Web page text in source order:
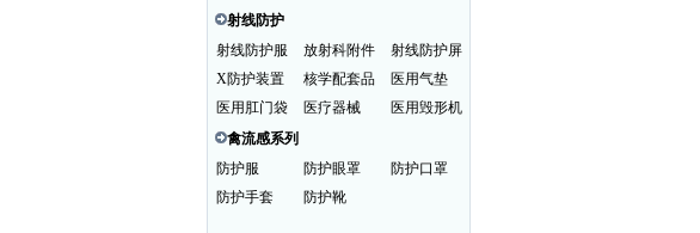
射线防护
射线防护服
放射科附件
射线防护屏
X防护装置
核学配套品
医用气垫
医用肛门袋
医疗器械
医用毁形机
禽流感系列
防护服
防护眼罩
防护口罩
防护手套
防护靴